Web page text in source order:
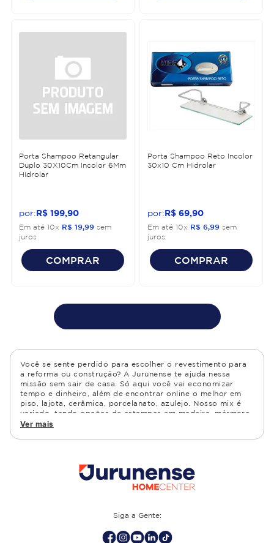
Porta Shampoo Retangular
Duplo 30X10Cm Incolor 6Mm
Hidrolar
R$ 199 90
Em até 10x R$ 19 99 sem
juros
COMPRAR
Porta Shampoo Reto Incolor
30x10 Cm Hidrolar
R$ 69 90
Em até 10x R$ 6 99 sem
juros
COMPRAR
Você se sente perdido para escolher o revestimento para
a reforma ou construção? A Jurunense te ajuda nessa
missão sem sair de casa. Só aqui você vai economizar
tempo e dinheiro, além de encontrar online o melhor em
piso, lajota, cerâmica, porcelanato, azulejo. Nosso mix é
variado, tendo opções de estampas em madeira, mármore,
granito, cimento, geométrico, e muito mais Confira as
cozinha, quarto, sala de estar.
Ver mais
Siga a Gente: